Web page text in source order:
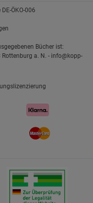
ÖKO-006
Bücher ist:
Rottenburg a. N. - info@kopp-